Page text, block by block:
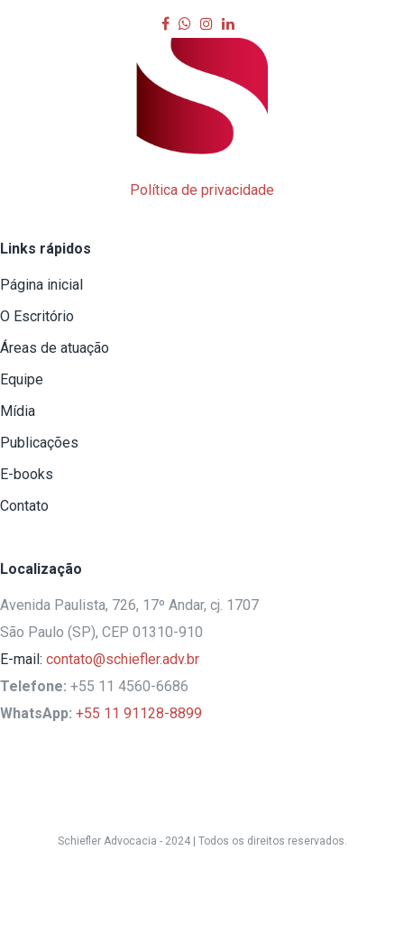
Política de privacidade
Links rápidos
Página inicial
O Escritório
Áreas de atuação
Equipe
Mídia
Publicações
E-books
Contato
Localização
Avenida Paulista, 726, 17º Andar, cj. 1707
São Paulo (SP), CEP 01310-910
E-mail: contato@schiefler.adv.br
Telefone: +55 11 4560-6686
WhatsApp: +55 11 91128-8899
Schiefler Advocacia - 2024 | Todos os direitos reservados.